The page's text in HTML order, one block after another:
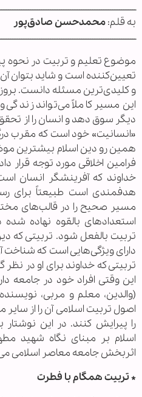
به قلم:محمدحسن صادق‌پور
موضوع تعلیم و تربیت در
تعیین‌کننده است و شاید بتوان
و کلیدی‌ترین مسئله دانست. بروز
این مسیر کاملاً می‌تواند
دیگر سوق دهد و انسان را از
«انسانیت» خود است که مقرب
همین رو دین اسلام بیشترین
فرامین اخلاقی مورد توجه
خداوند که آفرینشگر انسان
هدفمندی است طبیعتاً برای
مسیر صحیح را در قالب‌های
استعداد‌های بالقوه نهاده شده
تربیت بالفعل شود. تربیتی که
دارای ویژگی‌هایی است که شناخت
تربیتی که خداوند برای او در نظر
این وقتی افراد خود در جامعه
(والدین، معلم و مربی،
اصول تربیت اسلامی آن را از
را پیرایش کنند. در این
اسلام بر مبنای نگاه شهید
اثربخش جامعه معاصر اسلامی
* تربیت همگام با فطرت